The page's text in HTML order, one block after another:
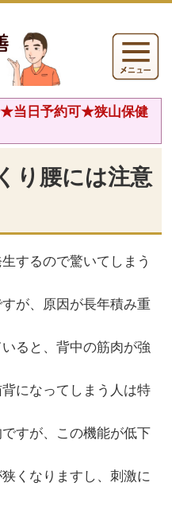
当日予約可★狭山保健
り腰には注意
するので驚いてしまう
が、原因が長年積み重
ると、背中の筋肉が強
になってしまう人は特
すが、この機能が低下
くなりますし、刺激に